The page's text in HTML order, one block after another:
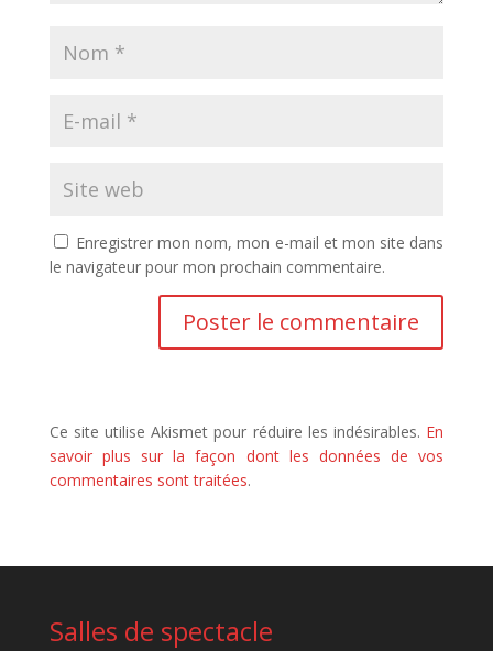
Enregistrer mon nom, mon e-mail et mon site dans
le navigateur pour mon prochain commentaire.
Ce site utilise Akismet pour réduire les indésirables. En
savoir plus sur la façon dont les données de vos
commentaires sont traitées.
Salles de spectacle